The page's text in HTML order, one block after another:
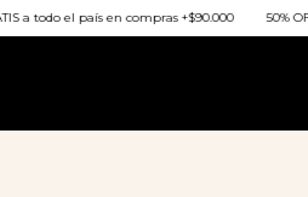
50% OFF x Transferencia / 3 y 6